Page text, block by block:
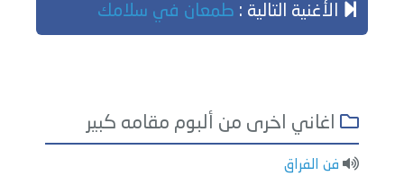
الأغنية التالية : طمعان في سلامك
اغاني اخرى من ألبوم مقامه كبير
فن الفراق